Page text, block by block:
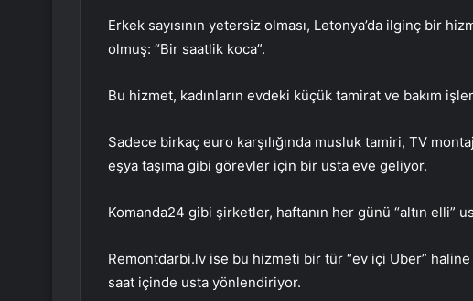
Erkek sayısının yetersiz olması, Letonya’da ilginç bir
olmuş: “Bir saatlik koca”.
Bu hizmet, kadınların evdeki küçük tamirat ve bakım
Sadece birkaç euro karşılığında musluk tamiri, TV
eşya taşıma gibi görevler için bir usta eve geliyor.
Komanda24 gibi şirketler, haftanın her günü “altın elli”
Remontdarbi.lv ise bu hizmeti bir tür “ev içi Uber”
saat içinde usta yönlendiriyor.